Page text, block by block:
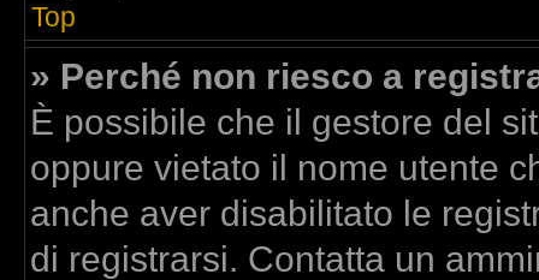
Top
» Perché non riesco a
È possibile che il gestore del
oppure vietato il nome utente
anche aver disabilitato le
di registrarsi. Contatta un